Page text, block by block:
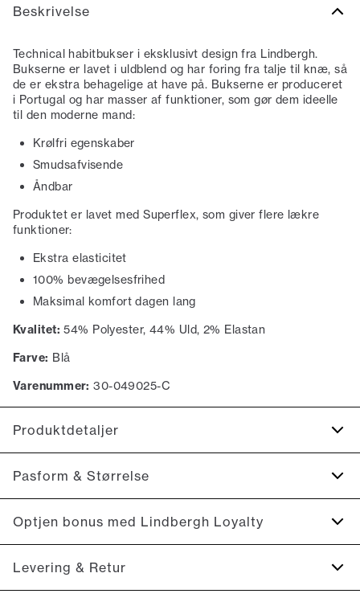
Beskrivelse
Technical habitbukser i eksklusivt design fra Lindbergh.
Bukserne er lavet i uldblend og har foring fra talje til knæ, så
de er ekstra behagelige at have på. Bukserne er produceret
i Portugal og har masser af funktioner, som gør dem ideelle
til den moderne mand:
Krølfri egenskaber
Smudsafvisende
Åndbar
Produktet er lavet med Superflex, som giver flere lækre
funktioner:
Ekstra elasticitet
100% bevægelsesfrihed
Maksimal komfort dagen lang
Kvalitet: 54% Polyester, 44% Uld, 2% Elastan
Farve: Blå
Varenummer: 30-049025-C
Produktdetaljer
Fremstillet i uldblend.
Bagpå er der to paspolerede lommer med knapper.
Pressefolder.
Pasform & Størrelse
Fit:Modern fit
Figursyet pasform, der stadig giver fin bevægelsesfrihed
Model:Modellen er 188 centimeter høj, og er iført en
størrelse 50.
Optjen bonus med Lindbergh Loyalty
Tilmeld dig Lindbergh Loyalty helt gratis.
Spar 10% på din første ordre *
Levering & Retur